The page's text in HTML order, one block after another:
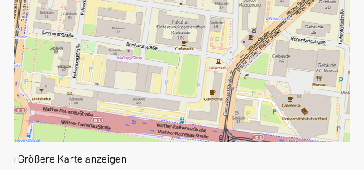
Größere Karte anzeigen